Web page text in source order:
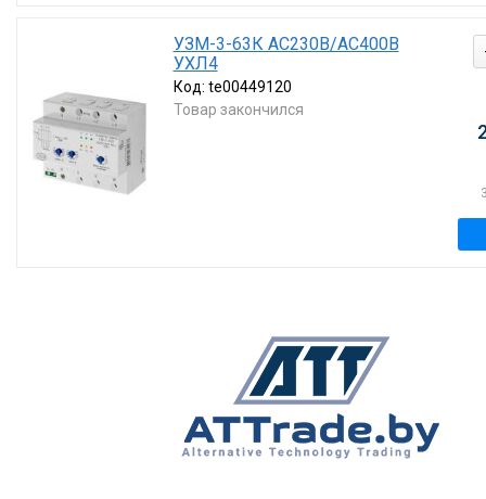
УЗМ-3-63К AC230В/AC400В
УХЛ4
Код: te00449120
Товар закончился